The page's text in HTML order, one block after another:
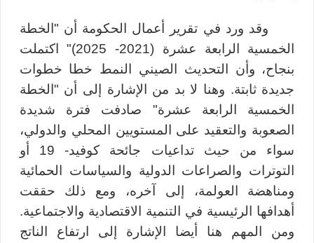
وقد ورد في تقرير أعمال الحكومة أن "الخطة
الخمسية الرابعة عشرة (2021- 2025)" اكتملت
بنجاح، وأن التحديث الصيني النمط خطا خطوات
جديدة ثابتة. وهنا لا بد من الإشارة إلى أن "الخطة
الخمسية الرابعة عشرة" صادفت فترة شديدة
الصعوبة والتعقيد على المستويين المحلي والدولي،
سواء من حيث تداعيات جائحة كوفيد- 19 أو
التوترات والصراعات الدولية والسياسات الحمائية
ومناهضة العولمة، إلى آخره، ومع ذلك حققت
أهدافها الرئيسية في التنمية الاقتصادية والاجتماعية.
ومن المهم هنا أيضا الإشارة إلى ارتفاع الناتج